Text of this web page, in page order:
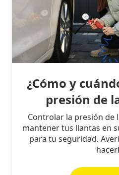
¿Cómo y
presión de
Controlar la presión de
mantener tus llantas en
para tu seguridad.